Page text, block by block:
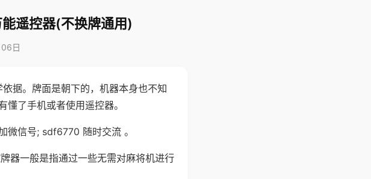
遥控器(不换牌通用)
日
据。牌面是朝下的，机器本身也不知
了手机或者使用遥控器。
微信号; sdf6770 随时交流 。
器一般是指通过一些无需对麻将机进行